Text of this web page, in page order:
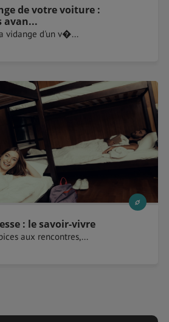
de votre voiture :
avan...
vidange d'un v�...
: le savoir-vivre
aux rencontres,...